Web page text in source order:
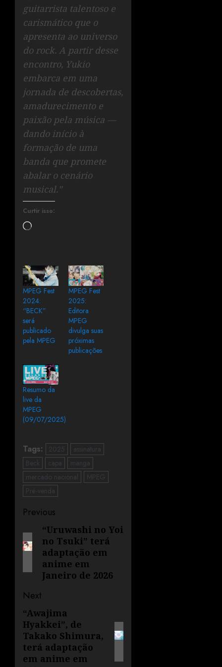
guitarrista talentoso e
carismático que o
apresenta ao universo
do rock. A partir desse
encontro, Yukio
embarca em uma
jornada de descobertas,
amadurecimento e
paixão pela música —
dando início à
formação de uma
banda que promete
abalar o cenário
musical.”
Curtir isso:
MPEG Fest
2024:
“BECK”
será
publicado
pela MPEG
MPEG Fest
2025:
Editora
MPEG
divulga suas
próximas
publicações
Resumo da
live da
MPEG
(09/07/2025)
Tags: 2025
assinatura
Beck
capa
manga
mercado nacional
MPEG
Pré-venda
Previous
“Uruwashi no Yoi
no Tsuki” terá
adaptação em
anime em
Janeiro de 2026
Next
“Awajima
Hyakkei”, de
Takako Shimura,
terá adaptação
em anime em